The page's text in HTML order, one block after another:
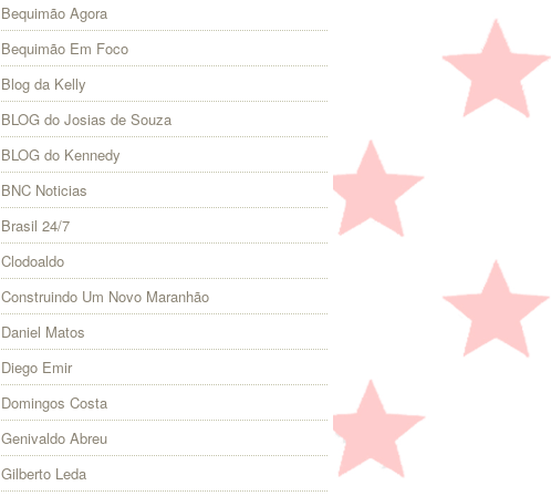
Bequimão Agora
Bequimão Em Foco
Blog da Kelly
BLOG do Josias de Souza
BLOG do Kennedy
BNC Noticias
Brasil 24/7
Clodoaldo
Construindo Um Novo Maranhão
Daniel Matos
Diego Emir
Domingos Costa
Genivaldo Abreu
Gilberto Leda